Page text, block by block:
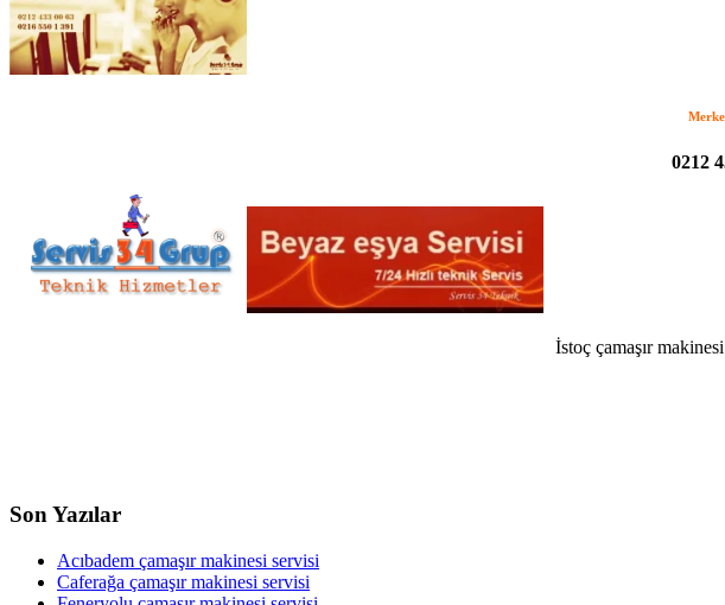
0212
İstoç çamaşır
Son Yazılar
Acıbadem çamaşır makinesi servisi
Caferağa çamaşır makinesi servisi